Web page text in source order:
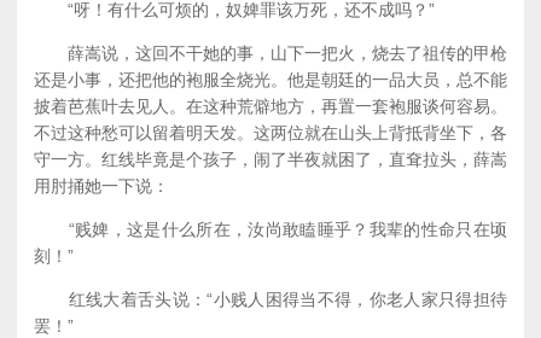
“呀！有什么可烦的，奴婢罪该万死，还不成吗？”
薛嵩说，这回不干她的事，山下一把火，烧去了祖传的甲枪
还是小事，还把他的袍服全烧光。他是朝廷的一品大员，总不能
披着芭蕉叶去见人。在这种荒僻地方，再置一套袍服谈何容易。
不过这种愁可以留着明天发。这两位就在山头上背抵背坐下，各
守一方。红线毕竟是个孩子，闹了半夜就困了，直耷拉头，薛嵩
用肘捅她一下说：
“贱婢，这是什么所在，汝尚敢瞌睡乎？我辈的性命只在顷
刻！”
红线大着舌头说：“小贱人困得当不得，你老人家只得担待
罢！”